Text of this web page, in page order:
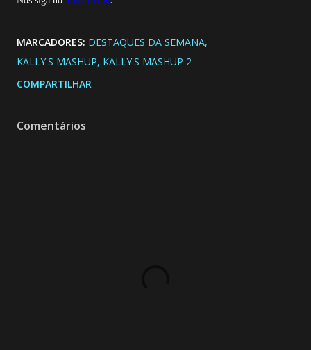
MARCADORES: DESTAQUES DA SEMANA
KALLY'S MASHUP KALLY'S MASHUP 2
COMPARTILHAR
Comentários